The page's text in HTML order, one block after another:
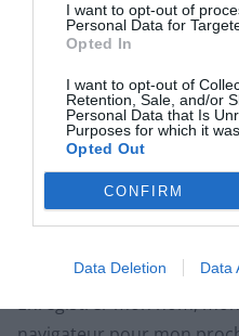
I want to opt-out of
Personal Data for
Opted In
I want to opt-out of
Retention, Sale, and/or
Personal Data that Is
Purposes for which it
Opted Out
CONFIRM
Data Deletion Data
E-mail*
Site web
Enregistrer mon nom,